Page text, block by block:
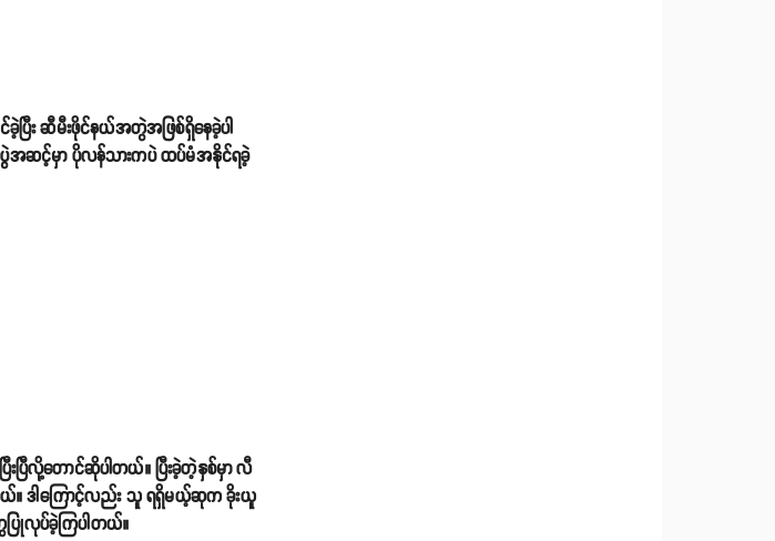
ပြီး ဆီမီးဖိုင်နယ်အတွဲအဖြစ်ရှိနေခဲ့ပါ
အဆင့်မှာ ပိုလန်သားကပဲ ထပ်မံအနိုင်ရခဲ့
လို့တောင်ဆိုပါတယ်။ ပြီးခဲ့တဲ့နှစ်မှာ လီ
တယ်။ ဒါကြောင့်လည်း သူ ရရှိမယ့်ဆုက ခိုးယူ
ြုလုပ်ခဲ့ကြပါတယ်။